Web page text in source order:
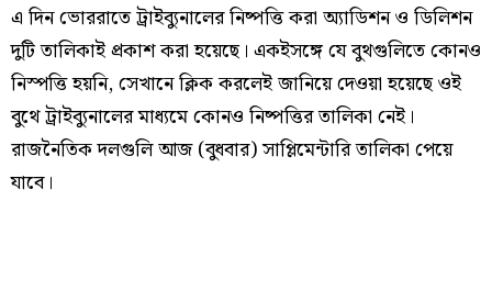
এ দিন ভোররাতে ট্রাইব্যুনালের নিষ্পত্তি করা অ্যাডিশন ও ডিলিশন
দুটি তালিকাই প্রকাশ করা হয়েছে। একইসঙ্গে যে বুথগুলিতে কোনও
নিস্পত্তি হয়নি, সেখানে ক্লিক করলেই জানিয়ে দেওয়া হয়েছে ওই
বুথে ট্রাইব্যুনালের মাধ্যমে কোনও নিষ্পত্তির তালিকা নেই।
রাজনৈতিক দলগুলি আজ (বুধবার) সাপ্লিমেন্টারি তালিকা পেয়ে
যাবে।